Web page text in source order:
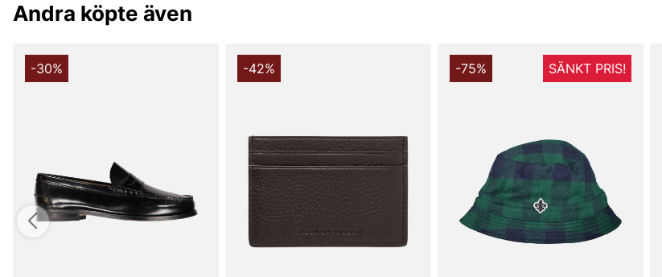
Andra köpte även
-30% -42% -75% SÄNKT PRIS!